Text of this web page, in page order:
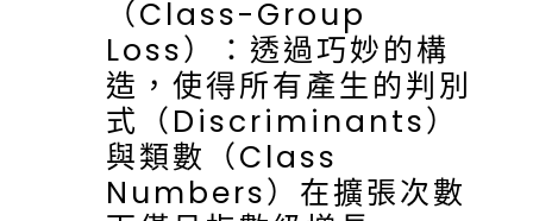
（Class-Group
Loss）：透過巧妙的構
造，使得所有產生的判別
式（Discriminants）
與類數（Class
Numbers）在擴張次數